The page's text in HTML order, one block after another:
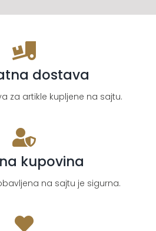
dostava
za artikle kupljene na sajtu.
kupovina
na sajtu je sigurna.